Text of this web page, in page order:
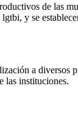
de las
y se
a diversos
las instituciones.